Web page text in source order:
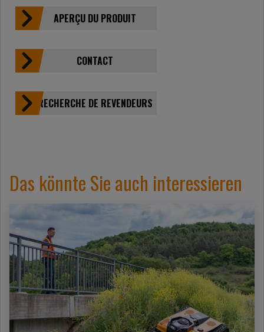
APERÇU DU PRODUIT
CONTACT
RECHERCHE DE REVENDEURS
Das könnte Sie auch interessieren